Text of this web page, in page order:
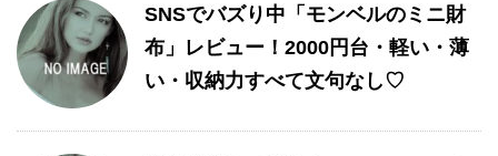
SNSでバズり中「モンベルのミニ財
布」レビュー！2000円台・軽い・薄
い・収納力すべて文句なし♡